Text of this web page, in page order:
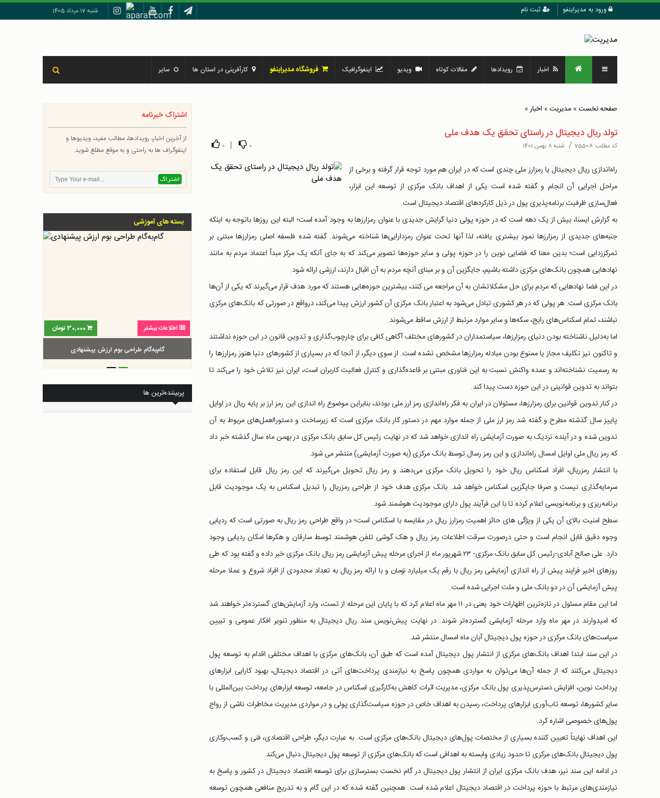
ورود به مدیراینفو ثبت نام شنبه 17 مرداد 1405
اخبار رویدادها مقالات کوتاه ویدیو اینفوگرافیک فروشگاه مدیراینفو کارآفرینی در استان ها سایر
صفحه نخست» مدیریت» اخبار»
0
|
0
تولد ریال دیجیتال در راستای تحقق یک هدف ملی
کد مطلب: 75508
/ شنبه 8 بهمن 1401
راه‌اندازی ریال دیجیتال یا رمزارز ملی چندی است که در ایران هم مورد توجه قرار گرفته و برخی از
مراحل اجرایی آن انجام و گفته شده است یکی از اهداف بانک مرکزی از توسعه این ابزار،
فعال‌سازی ظرفیت برنامه‌پذیری پول در ذیل کارکردهای اقتصاد دیجیتال است.
به گزارش ایسنا، بیش از یک دهه است که در حوزه پولی دنیا گرایش جدیدی با عنوان رمزارزها به وجود آمده است؛ البته این روزها باتوجه به اینکه
جنبه‌های جدیدی از رمزارزها نمودِ بیشتری یافته، لذا آنها تحت عنوان رمزدارایی‌ها شناخته می‌شوند. گفته شده فلسفه اصلی رمزارزها مبتنی بر
تمرکززدایی است؛ بدین معنا که فضایی نوین را در حوزه پولی و سایر حوزه‌ها تصویر می‌کند که به جای آنکه یک مرکز مبدأ اعتماد مردم به مانند
نهادهایی همچون بانک‌های مرکزی داشته باشیم، جایگزین آن و بر مبنای آنچه مردم به آن اقبال دارند، ارزشی ارائه شود.
در این فضا نهادهایی که مردم برای حل مشکلاتشان به آن مراجعه می کنند، بیشترین حوزه‌هایی هستند که مورد هدف قرار می‌گیرند که یکی از آن‌ها
بانک مرکزی است. هر پولی که در هر کشوری تبادل می‌شود به اعتبار بانک مرکزی آن کشور ارزش پیدا می‌کند، درواقع در صورتی که بانک‌های مرکزی
نباشند، تمام اسکناس‌های رایج، سکه‌ها و سایر موارد مرتبط از ارزش ساقط می‌شوند.
اما به‌دلیل ناشناخته بودن دنیای رمزارزها، سیاستمداران در کشورهای مختلف آگاهی کافی برای چارچوب‌گذاری و تدوین قانون‌ در این حوزه نداشتند
و تاکنون نیز تکلیف مجاز یا ممنوع بودن مبادله رمزارزها مشخص نشده است. از سوی دیگر، از آنجا که در بسیاری از کشورهای دنیا هنوز رمزارزها را
به رسمیت نشناخته‌اند و عمده واکنش نسبت به این فناوری مبتنی بر قاعده‌گذاری و کنترل فعالیت کاربران است، ایران نیز تلاش خود را می‌کند تا
بتواند به تدوین قوانینی در این حوزه دست پیدا کند.
در کنار تدوین قوانین برای رمزارزها، مسئولان در ایران به فکر راه‌اندازی رمز ارز ملی بودند، بنابراین موضوع راه اندازی این رمز ارز بر پایه ریال در اوایل
پاییز سال گذشته مطرح و گفته شد رمز ارز ملی از جمله موارد مهم در دستور کار بانک مرکزی است که زیرساخت و دستورالعمل‌های مربوط به آن
تدوین شده و در آینده نزدیک به صورت آزمایشی راه اندازی خواهد شد که در نهایت رئیس کل سابق بانک مرکزی در بهمن ماه سال گذشته خبر داد
که رمز ریال ملی اوایل امسال راه‌اندازی و این رمز رسال توسط بانک مرکزی (به صورت آزمایشی) منتشر می شود.
با انتشار رمزریال، افراد اسکناس ریال خود را تحویل بانک مرکزی می‌دهند و رمز ریال تحویل می‌گیرند که این رمز ریال قابل استفاده برای
سرمایه‌گذاری نیست و صرفا جایگزین اسکناس خواهد شد. بانک مرکزی هدف خود از طراحی رمزریال را تبدیل اسکناس به یک موجودیت قابل
برنامه‌ریزی و برنامه‌نویسی اعلام کرده تا با این فرآیند پول دارای موجودیت هوشمند شود.
سطح امنیت بالای آن یکی از ویژگی های حائز اهمیت رمزارز ریال در مقایسه با اسکناس است؛ در واقع طراحی رمز ریال به صورتی است که ردیابی
وجوه دقیق قابل انجام است و حتی درصورت سرقت اطلاعات رمز ریال و هک گوشی تلفن هوشمند توسط سارقان و هکرها امکان ردیابی وجود
دارد. علی صالح آبادی-رئیس کل سابق بانک مرکزی- ۲۳ شهریور ماه از اجرای مرحله پیش آزمایشی رمز ریال بانک مرکزی خبر داده و گفته بود که طی
روزهای اخیر فرایند پیش از راه اندازی آزمایشی رمز ریال با رقم یک میلیارد تومان و با ارائه رمز ریال به تعداد محدودی از افراد شروع و عملا مرحله
پیش آزمایشی آن در دو بانک ملی و ملت اجرایی شده است.
اما این مقام مسئول در تازه‌ترین اظهارات خود یعنی در ۱۱ مهر ماه اعلام کرد که با پایان این مرحله از تست، وارد آزمایش‌های گسترده‌تر خواهند شد
که امیدوارند در مهر ماه وارد مرحله آزمایشی گسترده‌تر شوند. در نهایت پیش‌نویس سند ریال دیجیتال به منظور تنویر افکار عمومی و تبیین
سیاست‌های بانک مرکزی در حوزه پول دیجیتال آبان ماه امسال منتشر شد.
در این سند ابتدا اهداف بانک‌های مرکزی از انتشار پول دیجیتال آمده است که طبق آن، بانک‌های مرکزی با اهداف مختلفی اقدام به توسعه پول
دیجیتال می‌کنند که از جمله آن‌ها می‌توان به مواردی همچون پاسخ به نیازمندی پرداخت‌های آتی در اقتصاد دیجیتال، بهبود کارایی ابزارهای
پرداخت نوین، افزایش دسترس‌پذیری پول بانک مرکزی، مدیریت اثرات کاهش به‌کارگیری اسکناس در جامعه، توسعه ابزارهای پرداخت بین‌المللی با
سایر کشورها، توسعه تاب‌آوری ابزارهای پرداخت، رسیدن به اهداف خاص در حوزه سیاست‌گذاری پولی و در مواردی مدیریت مخاطرات ناشی از رواج
پول‌های خصوصی اشاره کرد.
این اهداف نهایتاً تعیین کننده بسیاری از مختصات پول‌های دیجیتال بانک‌های مرکزی است. به عبارت دیگر، طراحی اقتصادی، فنی و کسب‌وکاری
پول دیجیتال بانک‌های مرکزی تا حدود زیادی وابسته به اهدافی است که بانک‌های مرکزی از توسعه پول دیجیتال دنبال می‌کند.
در ادامه این سند نیز، هدف بانک مرکزی ایران از انتشار پول دیجیتال در گام نخست بسترسازی برای توسعه اقتصاد دیجیتال در کشور و پاسخ به
نیازمندی‌های مرتبط با حوزه پرداخت در اقتصاد دیجیتال اعلام شده است. همچنین گفته شده که در این گام و به تدریج منافعی همچون توسعه
اشتراک خبرنامه
از آخرین اخبار، رویدادها، مطالب مفید، ویدیوها و
اینفوگراف ها به راحتی و به موقع مطلع شوید.
بسته های آموزشی
اطلاعات بیشتر 30,000تومان
گام‌به‌گام طراحی بوم ارزش پیشنهادی
__
پربیننده‌ترین ها